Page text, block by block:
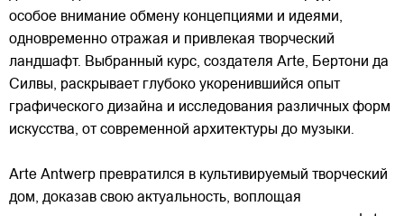
особое внимание обмену концепциями и идеями,
одновременно отражая и привлекая творческий
ландшафт. Выбранный курс, создателя Arte, Бертони да
Силвы, раскрывает глубоко укоренившийся опыт
графического дизайна и исследования различных форм
искусства, от современной архитектуры до музыки.
Arte Antwerp превратился в культивируемый творческий
дом, доказав свою актуальность, воплощая